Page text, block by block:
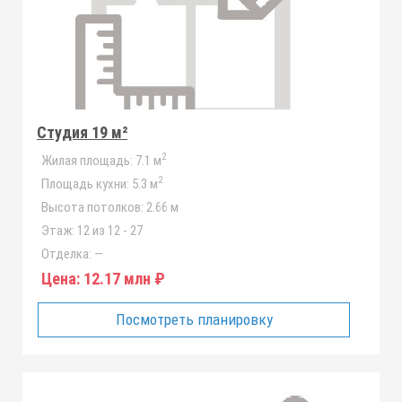
Студия 19 м²
Жилая площадь: 7.1 м2
Площадь кухни: 5.3 м2
Высота потолков: 2.66 м
Этаж: 12 из 12 - 27
Отделка: —
Цена: 12.17 млн ₽
Посмотреть планировку